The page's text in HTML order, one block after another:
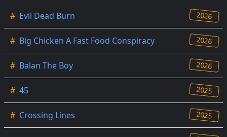
# Evil Dead Burn 2026
# Big Chicken A Fast Food Conspiracy 2026
# Balan The Boy 2026
# 45 2025
# Crossing Lines 2025